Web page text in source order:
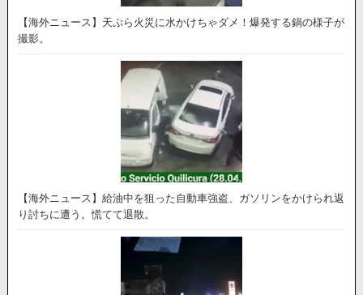
【海外ニュース】天ぷら火災に水かけちゃダメ！爆発する鍋の様子が
撮影。
【海外ニュース】給油中を狙った自動車強盗、ガソリンをかけられ返
り討ちに遭う。慌てて退散。